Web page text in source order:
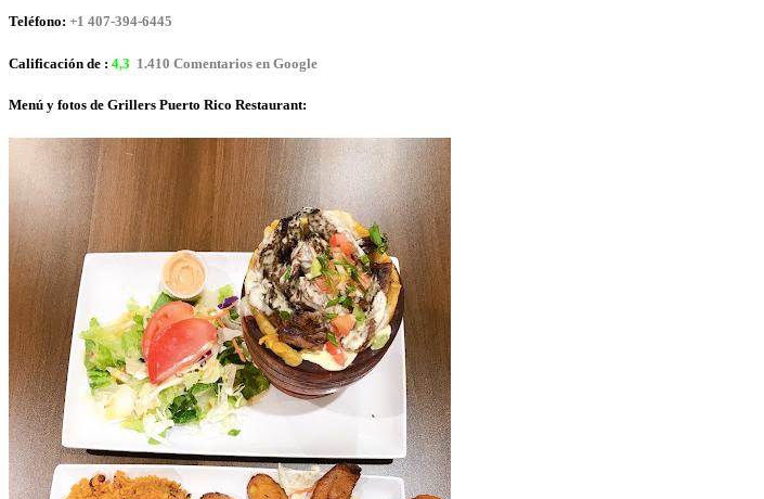
Teléfono: +1 407-394-6445
Calificación de : 4,3 1.410 Comentarios en Google
Menú y fotos de Grillers Puerto Rico Restaurant: